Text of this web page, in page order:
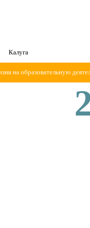
на образовательную